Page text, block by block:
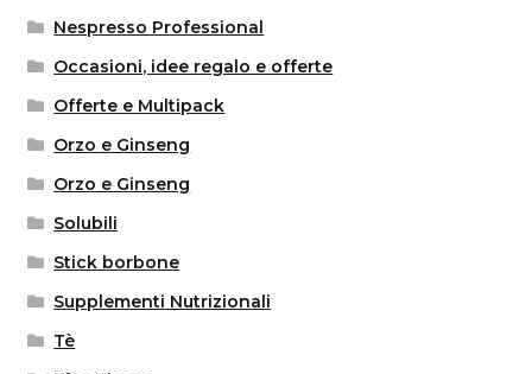
Nespresso Professional
Occasioni, idee regalo e offerte
Offerte e Multipack
Orzo e Ginseng
Orzo e Ginseng
Solubili
Stick borbone
Supplementi Nutrizionali
Tè